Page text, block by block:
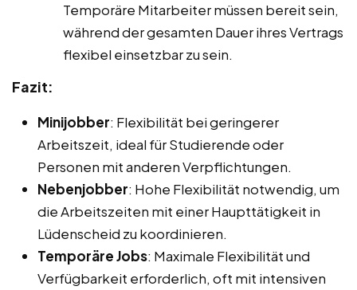
Temporäre Mitarbeiter müssen bereit sein,
während der gesamten Dauer ihres Vertrags
flexibel einsetzbar zu sein.
Fazit:
Minijobber: Flexibilität bei geringerer
Arbeitszeit, ideal für Studierende oder
Personen mit anderen Verpflichtungen.
Nebenjobber: Hohe Flexibilität notwendig, um
die Arbeitszeiten mit einer Haupttätigkeit in
Lüdenscheid zu koordinieren.
Temporäre Jobs: Maximale Flexibilität und
Verfügbarkeit erforderlich, oft mit intensiven